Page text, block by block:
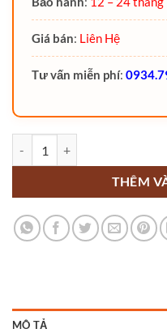
Giá bán: Liên Hệ
Tư vấn miễn phí:
THÊM
MÔ TẢ